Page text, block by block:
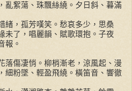
亂絮蕩、珠飄絲繞。夕日斜、暮滿
緒，孤芳嘆笑。愁哀多少，思桑
未了，唱麗韻、賦歌環抱。子夜
報。
落傷凄悄。柳梢漸老，涼風起、漫
細粉墜、輕盈飛繞。橫笛音、響徹